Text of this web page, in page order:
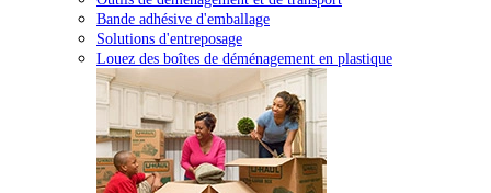
Bande adhésive d'emballage
Solutions d'entreposage
Louez des boîtes de déménagement en plastique